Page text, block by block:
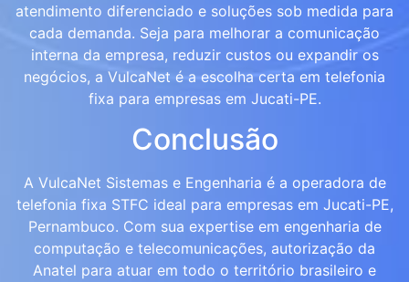
atendimento diferenciado e soluções sob medida para
cada demanda. Seja para melhorar a comunicação
interna da empresa, reduzir custos ou expandir os
negócios, a VulcaNet é a escolha certa em telefonia
fixa para empresas em Jucati-PE.
Conclusão
A VulcaNet Sistemas e Engenharia é a operadora de
telefonia fixa STFC ideal para empresas em Jucati-PE,
Pernambuco. Com sua expertise em engenharia de
computação e telecomunicações, autorização da
Anatel para atuar em todo o território brasileiro e